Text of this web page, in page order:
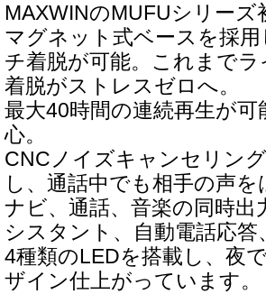
MAXWINのMUFUシリー
マグネット式ベースを採
チ着脱が可能。これまで
着脱がストレスゼロへ。
最大40時間の連続再生が
心。
CNCノイズキャンセリン
し、通話中でも相手の声
ナビ、通話、音楽の同時
シスタント、自動電話応
4種類のLEDを搭載し、夜
ザイン仕上がっています。